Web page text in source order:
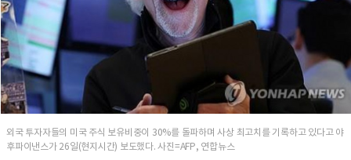
외국 투자자들의 미국 주식 보유비중이 30%를 돌파하며 사상 최고치를 기록하고 있다고 야
후파이낸스가 26일(현지시간) 보도했다. 사진=AFP, 연합뉴스